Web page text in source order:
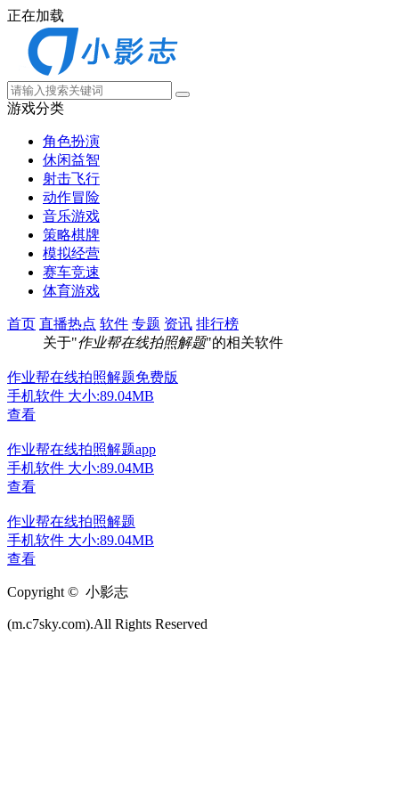
正在加载
游戏分类
角色扮演
休闲益智
射击飞行
动作冒险
音乐游戏
策略棋牌
模拟经营
赛车竞速
体育游戏
首页 直播热点 软件 专题 资讯 排行榜
关于"作业帮在线拍照解题"的相关软件
作业帮在线拍照解题免费版
手机软件 大小:89.04MB
查看
作业帮在线拍照解题app
手机软件 大小:89.04MB
查看
作业帮在线拍照解题
手机软件 大小:89.04MB
查看
Copyright © 小影志
(m.c7sky.com).All Rights Reserved